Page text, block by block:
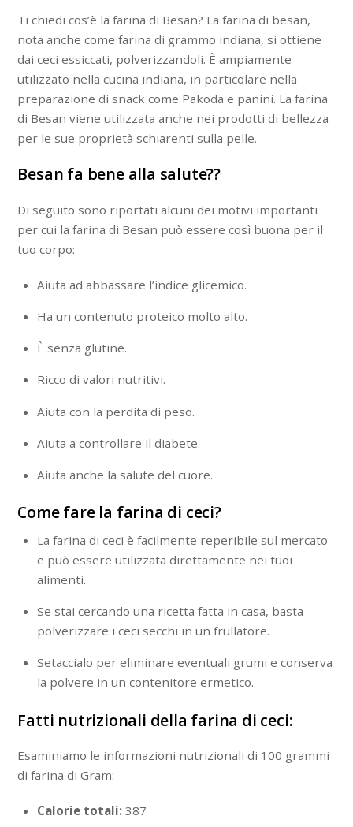
Ti chiedi cos’è la farina di Besan? La farina di besan,
nota anche come farina di grammo indiana, si ottiene
dai ceci essiccati, polverizzandoli. È ampiamente
utilizzato nella cucina indiana, in particolare nella
preparazione di snack come Pakoda e panini. La farina
di Besan viene utilizzata anche nei prodotti di bellezza
per le sue proprietà schiarenti sulla pelle.
Besan fa bene alla salute??
Di seguito sono riportati alcuni dei motivi importanti
per cui la farina di Besan può essere così buona per il
tuo corpo:
Aiuta ad abbassare l’indice glicemico.
Ha un contenuto proteico molto alto.
È senza glutine.
Ricco di valori nutritivi.
Aiuta con la perdita di peso.
Aiuta a controllare il diabete.
Aiuta anche la salute del cuore.
Come fare la farina di ceci?
La farina di ceci è facilmente reperibile sul mercato
e può essere utilizzata direttamente nei tuoi
alimenti.
Se stai cercando una ricetta fatta in casa, basta
polverizzare i ceci secchi in un frullatore.
Setaccialo per eliminare eventuali grumi e conserva
la polvere in un contenitore ermetico.
Fatti nutrizionali della farina di ceci:
Esaminiamo le informazioni nutrizionali di 100 grammi
di farina di Gram:
Calorie totali:387